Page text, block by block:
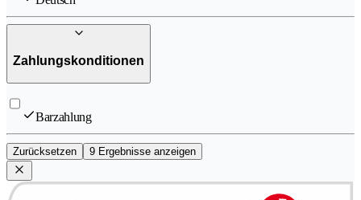
Zahlungskonditionen
Barzahlung
Zurücksetzen 9 Ergebnisse anzeigen